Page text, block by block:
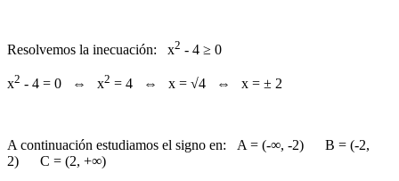
Resolvemos la inecuación: x2 - 4 ≥ 0
x2 - 4 = 0 ⇔ x2 = 4 ⇔ x = √4 ⇔ x = ± 2
A continuación estudiamos el signo en: A = (-∞, -2) B = (-2,
2) C = (2, +∞)